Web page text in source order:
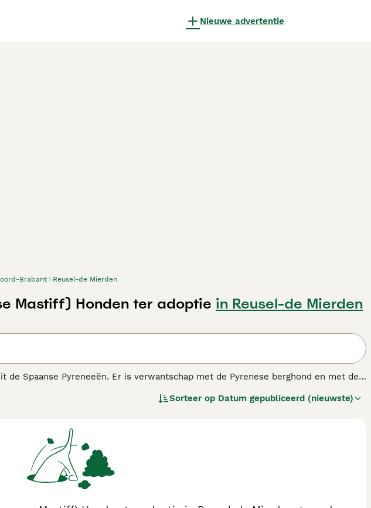
Nieuwe advertentie
Brabant Reusel-de Mierden
Mastiff) Honden ter adoptie in Reusel-de Mierden
Spaanse Pyreneeën. Er is verwantschap met de Pyrenese berghond en met de
bergstreken voor, er zijn specifieke verschillen maar ze zijn allen zeer groot, sterk
over dit hondenras.
Sorteer op Datum gepubliceerd (nieuwste)